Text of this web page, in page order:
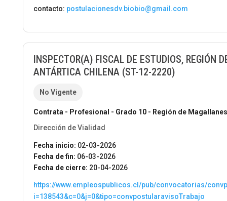
contacto: postulacionesdv.biobio@gmail.com
INSPECTOR(A) FISCAL DE ESTUDIOS, REGIÓN
ANTÁRTICA CHILENA (ST-12-2220)
No Vigente
Contrata - Profesional - Grado 10 - Región de
Dirección de Vialidad
Fecha inicio: 02-03-2026
Fecha de fin: 06-03-2026
Fecha de cierre: 20-04-2026
https://www.empleospublicos.cl/pub/convocatorias/
i=138543&c=0&j=0&tipo=convpostularavisoTrabajo